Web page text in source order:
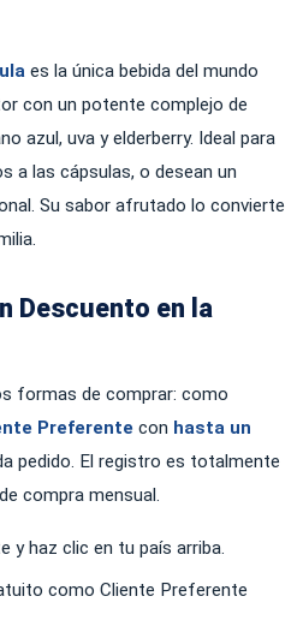
es la única bebida del mundo
con un potente complejo de
azul, uva y elderberry. Ideal para
a las cápsulas, o desean un
Su sabor afrutado lo convierte
Descuento en la
formas de comprar: como
Preferente con hasta un
pedido. El registro es totalmente
compra mensual.
y haz clic en tu país arriba.
como Cliente Preferente